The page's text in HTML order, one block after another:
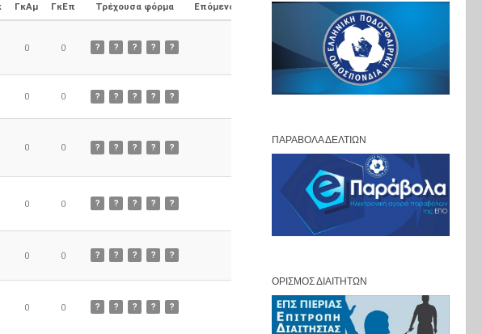
ΓκΑμ ΓκΕπ Τρέχουσα φόρμα Επόμενος Αγώνας
0 0 ? ? ? ? ?
0 0 ? ? ? ? ?
0 0 ? ? ? ? ?
0 0 ? ? ? ? ?
0 0 ? ? ? ? ?
0 0 ? ? ? ? ?
ΠΑΡΆΒΟΛΑ ΔΕΛΤΊΩΝ
ΟΡΙΣΜΌΣ ΔΙΑΙΤΗΤΏΝ